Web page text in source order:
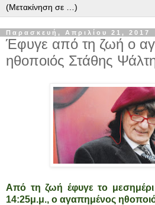
Παρασκευή, Απριλίου 21, 2017
Έφυγε από τη ζωή ο
ηθοποιός Στάθης
Από τη ζωή έφυγε το
14:25μ.μ., ο αγαπημένος